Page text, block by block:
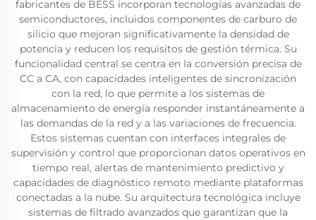
fabricantes de BESS incorporan tecnologías avanzadas de
semiconductores, incluidos componentes de carburo de
silicio que mejoran significativamente la densidad de
potencia y reducen los requisitos de gestión térmica. Su
funcionalidad central se centra en la conversión precisa de
CC a CA, con capacidades inteligentes de sincronización
con la red, lo que permite a los sistemas de
almacenamiento de energía responder instantáneamente a
las demandas de la red y a las variaciones de frecuencia.
Estos sistemas cuentan con interfaces integrales de
supervisión y control que proporcionan datos operativos en
tiempo real, alertas de mantenimiento predictivo y
capacidades de diagnóstico remoto mediante plataformas
conectadas a la nube. Su arquitectura tecnológica incluye
sistemas de filtrado avanzados que garantizan que la